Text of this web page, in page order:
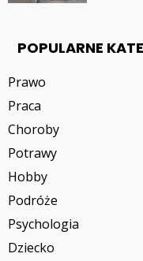
POPULARNE
Prawo
Praca
Choroby
Potrawy
Hobby
Podróże
Psychologia
Dziecko